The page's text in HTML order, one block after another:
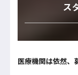
ス
医療機関は依然、